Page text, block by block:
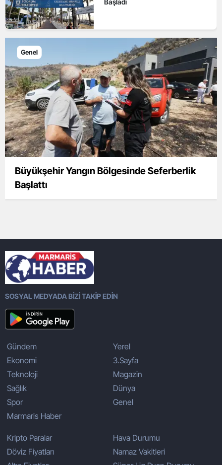
Genel
Büyükşehir Yangın Bölgesinde Seferberlik
Başlattı
SOSYAL MEDYADA BİZİ TAKİP EDİN
Gündem
Ekonomi
Teknoloji
Sağlık
Spor
Marmaris Haber
Yerel
3.Sayfa
Magazin
Dünya
Genel
Kripto Paralar
Döviz Fiyatları
Hava Durumu
Namaz Vakitleri